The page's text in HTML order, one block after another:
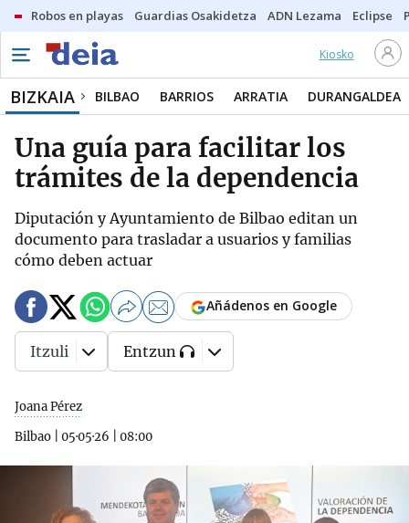
Robos en playas Guardias Osakidetza ADN Lezama Eclipse
Kiosko
BIZKAIA BILBAO BARRIOS ARRATIA DURANGALDEA
Una guía para facilitar los
trámites de la dependencia
Diputación y Ayuntamiento de Bilbao editan un
documento para trasladar a usuarios y familias
cómo deben actuar
Joana Pérez
Bilbao
05·05·26 08:00
Añádenos en Google
Itzuli Entzun